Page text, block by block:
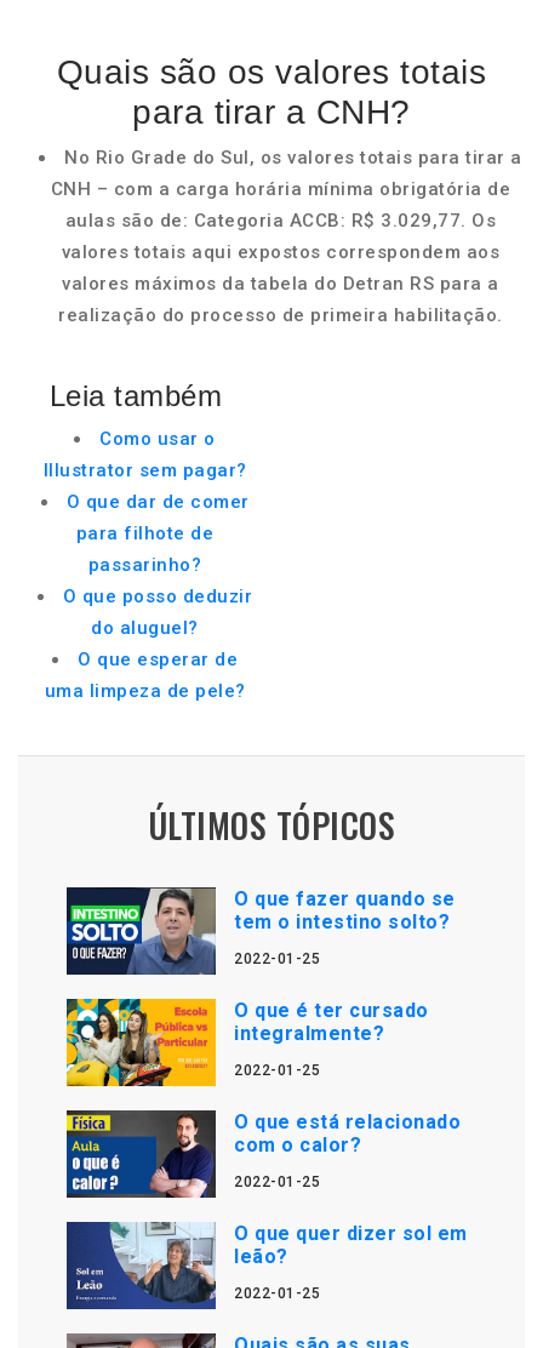
Quais são os valores totais
para tirar a CNH?
No Rio Grade do Sul, os valores totais para tirar a
CNH – com a carga horária mínima obrigatória de
aulas são de: Categoria ACCB: R$ 3.029,77. Os
valores totais aqui expostos correspondem aos
valores máximos da tabela do Detran RS para a
realização do processo de primeira habilitação.
Leia também
Como usar o
Illustrator sem pagar?
O que dar de comer
para filhote de
passarinho?
O que posso deduzir
do aluguel?
O que esperar de
uma limpeza de pele?
ÚLTIMOS TÓPICOS
O que fazer quando se
tem o intestino solto?
2022-01-25
O que é ter cursado
integralmente?
2022-01-25
O que está relacionado
com o calor?
2022-01-25
O que quer dizer sol em
leão?
2022-01-25